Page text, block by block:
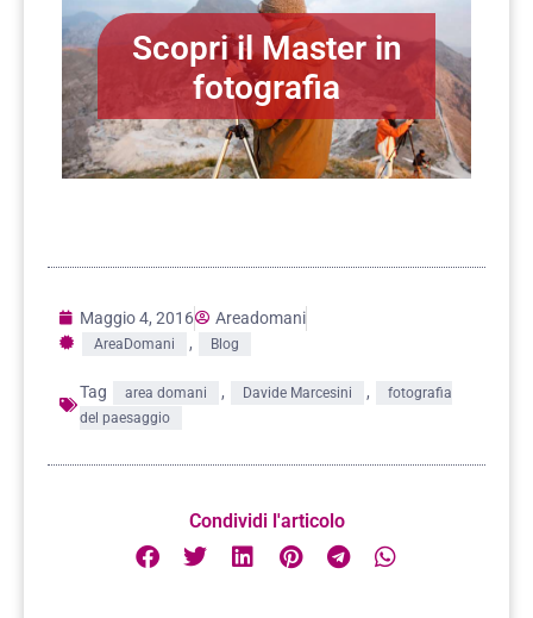
Scopri il Master in
fotografia
Maggio 4, 2016 Areadomani
AreaDomani , Blog
Tag area domani , Davide Marcesini ,
fotografia
del paesaggio
Condividi l'articolo